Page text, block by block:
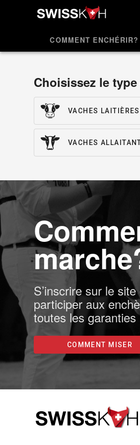
COMMENT ENCHÉRIR?
Choisissez le
VACHES LAITIÈRES
VACHES
S’inscrire sur le
participer aux
toutes les garanties
COMMENT MISER